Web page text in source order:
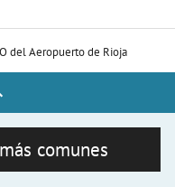
del Aeropuerto de Rioja
comunes